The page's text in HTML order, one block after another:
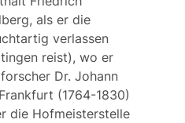
als er die
verlassen
reist), wo er
Dr. Johann
(1764-1830)
die Hofmeisterstelle